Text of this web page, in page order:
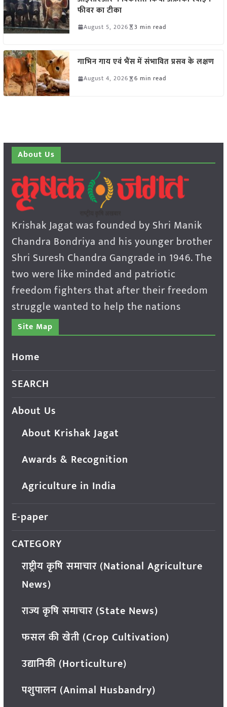
फीवर का टीका
August 5, 2026 3 min read
गाभिन गाय एवं भैंस में संभावित प्रसव के लक्षण
August 4, 2026 6 min read
About Us
Krishak Jagat was founded by Shri Manik
Chandra Bondriya and his younger brother
Shri Suresh Chandra Gangrade in 1946. The
two were like minded and patriotic
freedom fighters that after their freedom
struggle wanted to help the nations
Site Map
Home
SEARCH
About Us
About Krishak Jagat
Awards & Recognition
Agriculture in India
E-paper
CATEGORY
राष्ट्रीय कृषि समाचार (National Agriculture
News)
राज्य कृषि समाचार (State News)
फसल की खेती (Crop Cultivation)
उद्यानिकी (Horticulture)
पशुपालन (Animal Husbandry)